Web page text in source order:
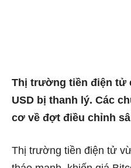
Thị trường tiền điện tử
USD bị thanh lý. Các
cơ về đợt điều chỉnh
Thị trường tiền điện tử